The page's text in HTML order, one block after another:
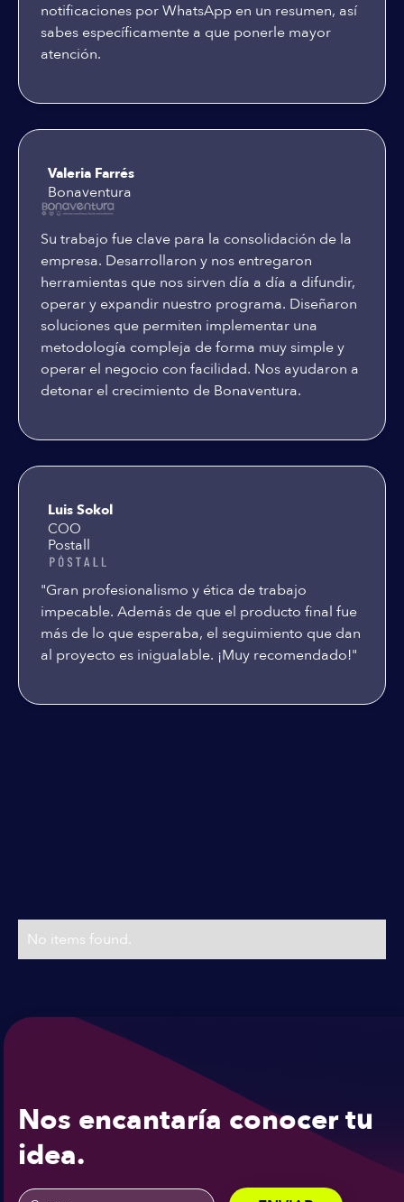
notificaciones por WhatsApp en un resumen, así
sabes específicamente a que ponerle mayor
atención.
Valeria Farrés
Bonaventura
Su trabajo fue clave para la consolidación de la
empresa. Desarrollaron y nos entregaron
herramientas que nos sirven día a día a difundir,
operar y expandir nuestro programa. Diseñaron
soluciones que permiten implementar una
metodología compleja de forma muy simple y
operar el negocio con facilidad. Nos ayudaron a
detonar el crecimiento de Bonaventura.
Luis Sokol
COO
Postall
"Gran profesionalismo y ética de trabajo
impecable. Además de que el producto final fue
más de lo que esperaba, el seguimiento que dan
al proyecto es inigualable. ¡Muy recomendado!"
No items found.
Nos encantaría conocer tu
idea.